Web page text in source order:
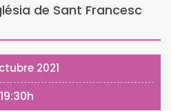
de Sant Francesc
2021
19:30h